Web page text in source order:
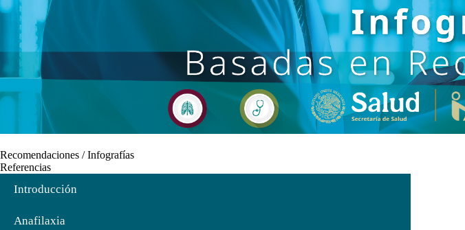
Recomendaciones / Infografías
Referencias
Introducción
Anafilaxia